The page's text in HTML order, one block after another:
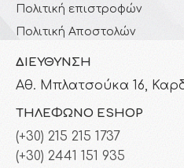
Πολιτική επιστροφών
Πολιτική Αποστολών
ΔΙΕΎΘΥΝΣΗ
Αθ. Μπλατσούκα 16,
ΤΗΛΈΦΩΝΟ ESHOP
(+30) 215 215 1737
(+30) 2441 151 935